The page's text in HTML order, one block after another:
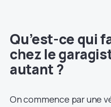
Qu’est-ce qui
chez le
autant ?
On commence par une